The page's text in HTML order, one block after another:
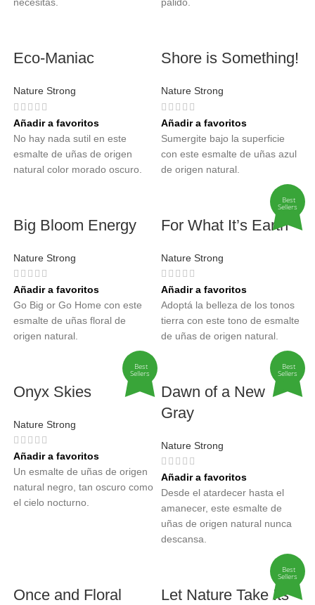
necesitas. pálido.
Eco-Maniac
Nature Strong
Añadir a favoritos
No hay nada sutil en este
esmalte de uñas de origen
natural color morado oscuro.
Shore is Something!
Nature Strong
Añadir a favoritos
Sumergite bajo la superficie
con este esmalte de uñas azul
de origen natural.
Big Bloom Energy
Nature Strong
Añadir a favoritos
Go Big or Go Home con este
esmalte de uñas floral de
origen natural.
Best
Sellers
For What It’s Earth
Nature Strong
Añadir a favoritos
Adoptá la belleza de los tonos
tierra con este tono de esmalte
de uñas de origen natural.
Best
Sellers
Onyx Skies
Nature Strong
Añadir a favoritos
Un esmalte de uñas de origen
natural negro, tan oscuro como
el cielo nocturno.
Best
Sellers
Dawn of a New
Gray
Nature Strong
Añadir a favoritos
Desde el atardecer hasta el
amanecer, este esmalte de
uñas de origen natural nunca
descansa.
Once and Floral
Best
Sellers
Let Nature Take Its